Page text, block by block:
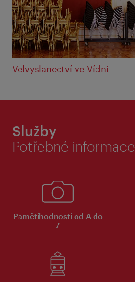
Velvyslanectví ve Vídni
Služby
Potřebné informace
Pamětihodnosti od A do
Z